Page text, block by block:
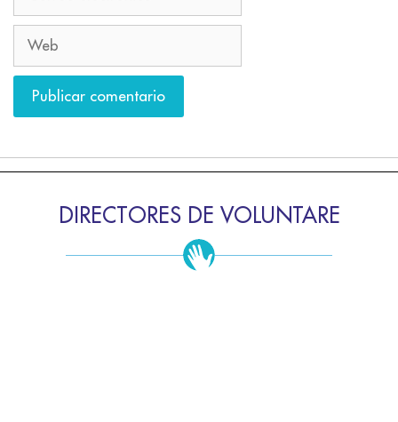
DIRECTORES DE VOLUNTARE